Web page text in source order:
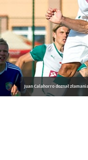
Juan Calahorro doznał